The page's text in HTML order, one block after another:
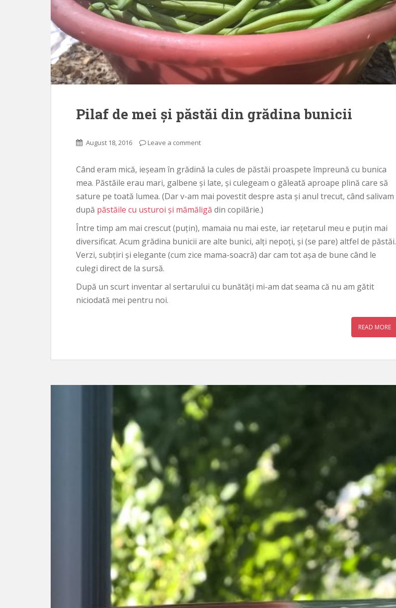
Pilaf de mei și păstăi din grădina bunicii
August 18, 2016 Leave a comment
Când eram mică, ieșeam în grădină la cules de păstăi proaspete împreună cu bunica
mea. Păstăile erau mari, galbene și late, și culegeam o găleată aproape plină care să
sature pe toată lumea. (Dar v-am mai povestit despre asta și anul trecut, când salivam
după păstăile cu usturoi și mămăligă din copilărie.)
Între timp am mai crescut (puțin), mamaia nu mai este, iar rețetarul meu e puțin mai
diversificat. Acum grădina bunicii are alte bunici, alți nepoți, și (se pare) altfel de păstăi.
Verzi, subțiri și elegante (cum zice mama-soacră) dar cam tot așa de bune când le
culegi direct de la sursă.
După un scurt inventar al sertarului cu bunătăți mi-am dat seama că nu am gătit
niciodată mei pentru noi.
READ MORE